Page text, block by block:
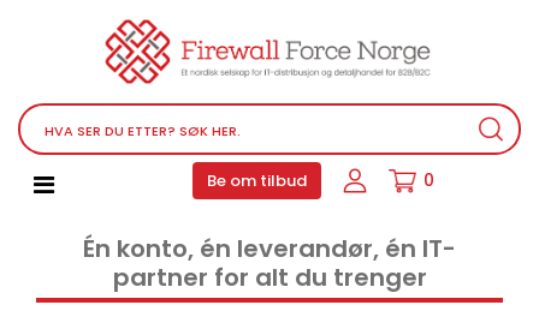
Be om tilbud 0
Nettverksutstyr
Service, støtteprogrammer og lisenser
Telefoner, PBX og VOIP
Programvare
Tilbehør
Lyd video og multimedia
Én konto, én leverandør, én IT-
partner for alt du trenger